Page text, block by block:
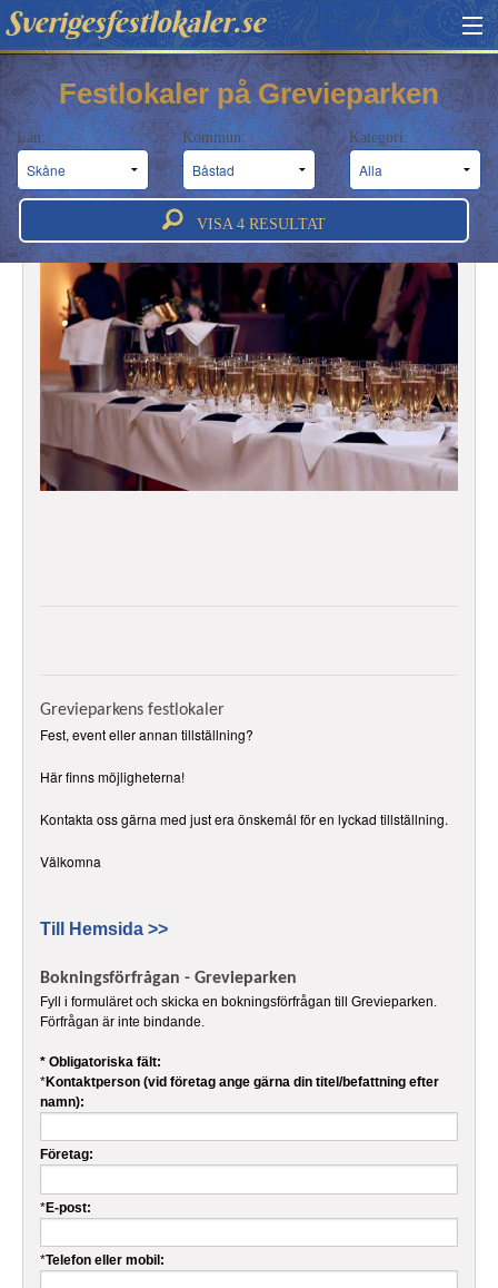
Sverigesfestlokaler.se
HITTA FESTLOKAL
BOKNINGSFÖRFRÅGAN
OM OSS
ATT BOKA FESTLOKAL
Festlokaler på Grevieparken
Län: Kommun: Kategori:
VISA4 RESULTAT
Grevieparkens festlokaler
Fest, event eller annan tillställning?
Här finns möjligheterna!
Kontakta oss gärna med just era önskemål för en lyckad tillställning.
Välkomna
Till Hemsida >>
Bokningsförfrågan - Grevieparken
Fyll i formuläret och skicka en bokningsförfrågan till Grevieparken.
Förfrågan är inte bindande.
* Obligatoriska fält:
*Kontaktperson (vid företag ange gärna din titel/befattning efter
namn):
Företag:
*E-post:
*Telefon eller mobil: